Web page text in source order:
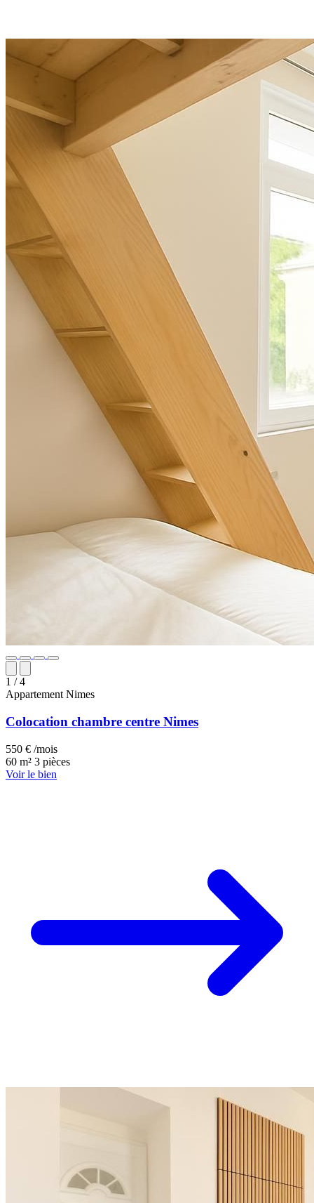
1 / 4
Appartement Nimes
Colocation chambre centre Nimes
550 € /mois
60 m² 3 pièces
Voir le bien